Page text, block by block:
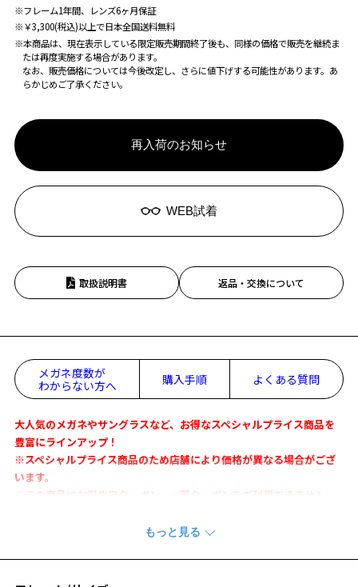
※フレーム1年間、レンズ6ヶ月保証
※￥3,300(税込)以上で日本全国送料無料
※本商品は、現在表示している限定販売期間終了後も、同様の価格で販売を継続ま
たは再度実施する場合があります。
なお、販売価格については今後改定し、さらに値下げする可能性があります。あ
らかじめご了承ください。
再入荷のお知らせ
WEB試着
取扱説明書 返品・交換について
メガネ度数が
わからない方へ
購入手順 よくある質問
大人気のメガネやサングラスなど、お得なスペシャルプライス商品を
豊富にラインアップ！
※スペシャルプライス商品のため店舗により価格が異なる場合がござ
います。
※この商品はお誕生日クーポン、一部クーポンをご利用できません。
ビジネスシーンで違和感なく使用出来るメタルフレーム
『SUPER FIT』